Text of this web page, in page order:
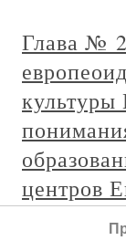
Глава №
центров
Глава № 22